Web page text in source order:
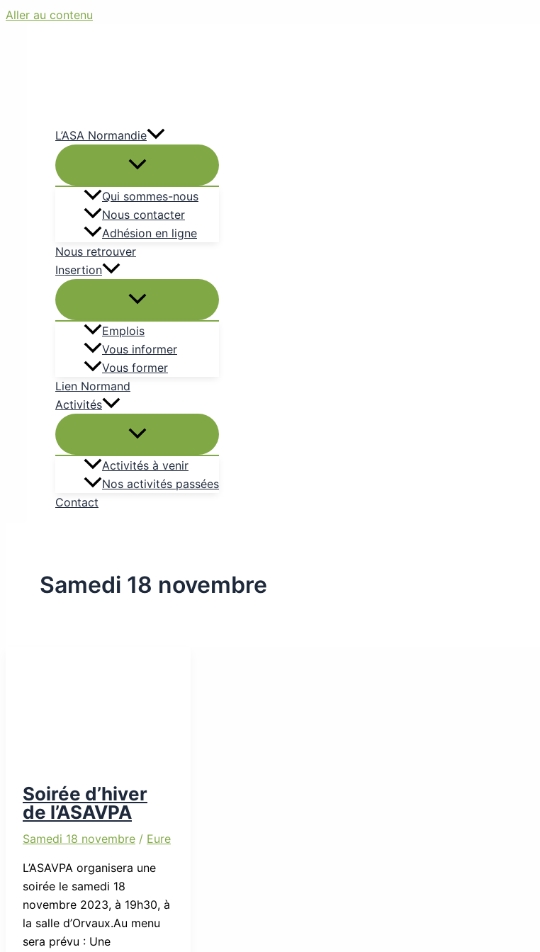
Aller au contenu
L’ASA Normandie
Qui sommes-nous
Nous contacter
Adhésion en ligne
Nous retrouver
Insertion
Emplois
Vous informer
Vous former
Lien Normand
Activités
Activités à venir
Nos activités passées
Contact
Samedi 18 novembre
Soirée d’hiver
de l’ASAVPA
Samedi 18 novembre / Eure
L’ASAVPA organisera une
soirée le samedi 18
novembre 2023, à 19h30, à
la salle d’Orvaux.Au menu
sera prévu : Une